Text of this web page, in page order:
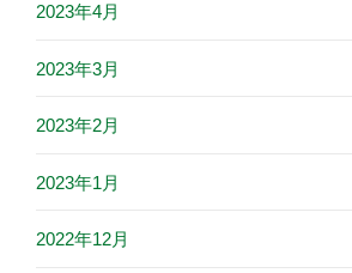
2023年4月
2023年3月
2023年2月
2023年1月
2022年12月